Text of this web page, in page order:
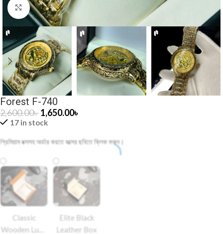
Click to enlarge
Forest F-740
2,600.00৳1,650.00৳
17 in stock
প্রিমিয়াম বক্সসহ অর্ডার করতে বক্সের ছবিতে ক্লিক করুন।
Classic
Wooden Luxe
Elite Black
Leather Box